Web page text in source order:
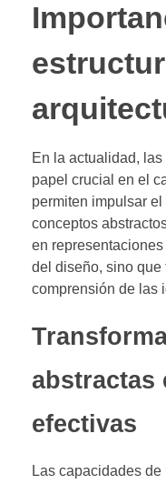
En la actualidad, las
papel crucial en el
permiten impulsar el
conceptos
en
del diseño, sino
comprensión de las
abstractas
efectivas
Las capacidades de